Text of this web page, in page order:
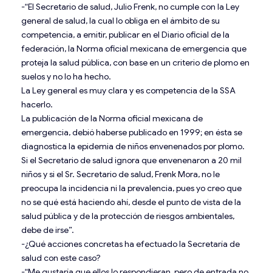
-“El Secretario de salud, Julio Frenk, no cumple con la Ley
general de salud, la cual lo obliga en el ámbito de su
competencia, a emitir, publicar en el Diario oficial de la
federación, la Norma oficial mexicana de emergencia que
proteja la salud pública, con base en un criterio de plomo en
suelos y no lo ha hecho.
La Ley general es muy clara y es competencia de la SSA
hacerlo.
La publicación de la Norma oficial mexicana de
emergencia, debió haberse publicado en 1999; en ésta se
diagnostica la epidemia de niños envenenados por plomo.
Si el Secretario de salud ignora que envenenaron a 20 mil
niños y si el Sr. Secretario de salud, Frenk Mora, no le
preocupa la incidencia ni la prevalencia, pues yo creo que
no se qué está haciendo ahí, desde el punto de vista de la
salud pública y de la protección de riesgos ambientales,
debe de irse”.
-¿Qué acciones concretas ha efectuado la Secretaría de
salud con este caso?